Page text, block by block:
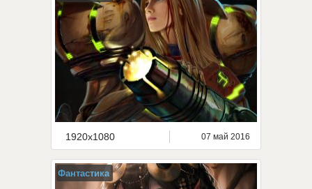
1920x1080 07 май 2016
Фантастика